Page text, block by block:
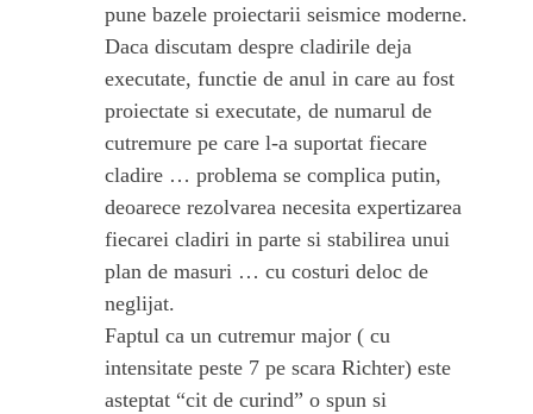
pune bazele proiectarii seismice moderne.
Daca discutam despre cladirile deja
executate, functie de anul in care au fost
proiectate si executate, de numarul de
cutremure pe care l-a suportat fiecare
cladire … problema se complica putin,
deoarece rezolvarea necesita expertizarea
fiecarei cladiri in parte si stabilirea unui
plan de masuri … cu costuri deloc de
neglijat.
Faptul ca un cutremur major ( cu
intensitate peste 7 pe scara Richter) este
asteptat “cit de curind” o spun si